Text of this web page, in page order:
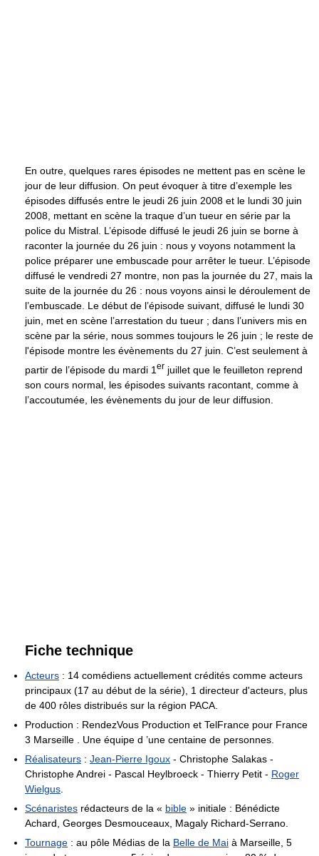
En outre, quelques rares épisodes ne mettent pas en scène le
jour de leur diffusion. On peut évoquer à titre d’exemple les
épisodes diffusés entre le jeudi 26 juin 2008 et le lundi 30 juin
2008, mettant en scène la traque d’un tueur en série par la
police du Mistral. L’épisode diffusé le jeudi 26 juin se borne à
raconter la journée du 26 juin : nous y voyons notamment la
police préparer une embuscade pour arrêter le tueur. L’épisode
diffusé le vendredi 27 montre, non pas la journée du 27, mais la
suite de la journée du 26 : nous voyons ainsi le déroulement de
l’embuscade. Le début de l’épisode suivant, diffusé le lundi 30
juin, met en scène l’arrestation du tueur ; dans l’univers mis en
scène par la série, nous sommes toujours le 26 juin ; le reste de
l'épisode montre les évènements du 27 juin. C’est seulement à
partir de l’épisode du mardi 1 er juillet que le feuilleton reprend
son cours normal, les épisodes suivants racontant, comme à
l’accoutumée, les évènements du jour de leur diffusion.
Fiche technique
Acteurs : 14 comédiens actuellement crédités comme acteurs
principaux (17 au début de la série), 1 directeur d'acteurs, plus
de 400 rôles distribués sur la région PACA.
Production : RendezVous Production et TelFrance pour France
3 Marseille . Une équipe d ’une centaine de personnes.
Réalisateurs : Jean-Pierre Igoux - Christophe Salakas -
Christophe Andrei - Pascal Heylbroeck - Thierry Petit - Roger
Wielgus
Scénaristes rédacteurs de la « bible » initiale : Bénédicte
Achard, Georges Desmouceaux, Magaly Richard-Serrano.
Tournage : au pôle Médias de la Belle de Mai à Marseille, 5